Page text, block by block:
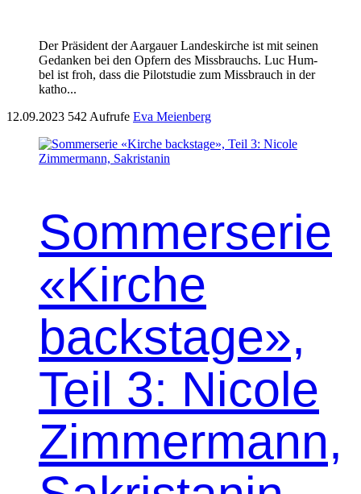
Der Präsi­dent der Aar­gauer Lan­deskirche ist mit seinen
Gedanken bei den Opfern des Miss­brauchs. Luc Hum­
bel ist froh, dass die Pilot­studie zum Miss­brauch in der
katho...
12.09.2023 542 Aufrufe Eva Meienberg
Sommerserie
«Kirche
backstage»,
Teil 3: Nicole
Zimmermann,